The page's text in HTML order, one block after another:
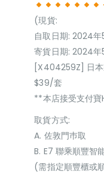
(現貨:
自取日期: 2024
寄貨日期: 2024年
[X404259Z] 日
$39/套
**本店接受支付寶
取貨方式:
A. 佐敦門巿取
B. E7 聯乘順豐智
(需指定順豐櫃或